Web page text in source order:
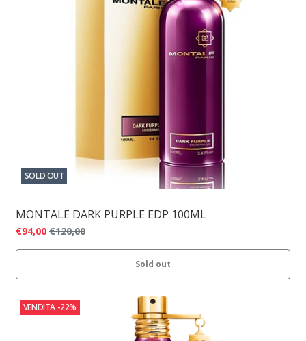
SOLD OUT
MONTALE DARK PURPLE EDP 100ML
€94,00 €120,00
Sold out
VENDITA -22%